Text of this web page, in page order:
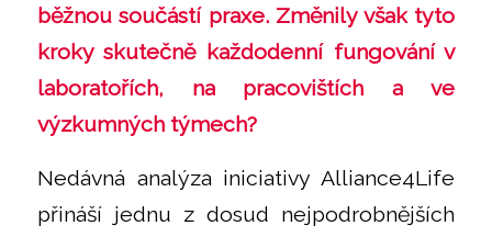
běžnou součástí praxe. Změnily však tyto
kroky skutečně každodenní fungování v
laboratořích, na pracovištích a ve
výzkumných týmech?
Nedávná analýza iniciativy Alliance4Life
přináší jednu z dosud nejpodrobnějších